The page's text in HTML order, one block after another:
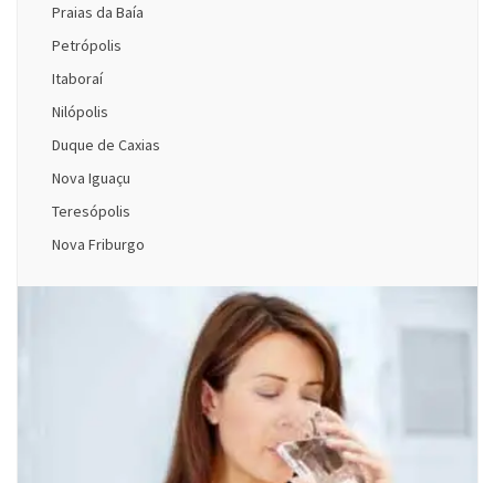
Praias da Baía
Petrópolis
Itaboraí
Nilópolis
Duque de Caxias
Nova Iguaçu
Teresópolis
Nova Friburgo